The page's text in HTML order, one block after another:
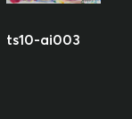
ts10-ai003